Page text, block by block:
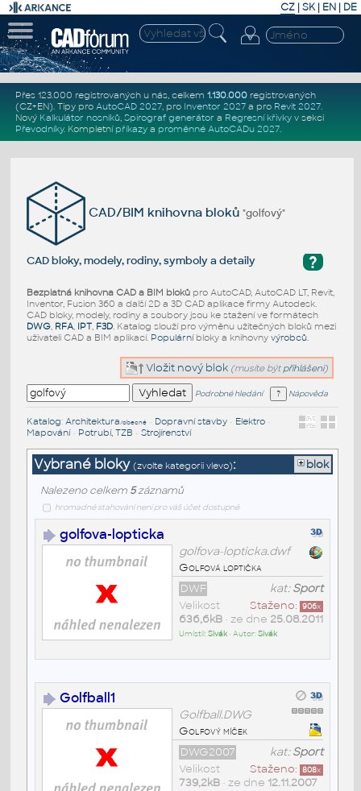
CZ | SK| EN | DE
Přes 123.000 registrovaných u nás, celkem 1.130.000registrovaných
(CZ+EN). Tipy pro AutoCAD 2027, pro Inventor 2027a pro Revit 2027.
Nový Kalkulátor nosníků, Spirograf generátor a Regresní křivkyv sekci
Převodníky. Kompletní příkazya proměnné AutoCADu 2027.
CAD/BIM knihovna bloků"golfový"
?
CAD bloky, modely, rodiny, symboly a detaily
Bezplatná knihovna CAD a BIM blokůpro AutoCAD, AutoCAD LT, Revit,
Inventor, Fusion 360 a další 2D a 3D CAD aplikace firmy Autodesk.
CAD bloky, modely, rodiny a soubory jsou ke stažení ve formátech
DWG, RFA, IPT, F3D. Katalog slouží pro výměnu užitečných bloků mezi
uživateli CAD a BIM aplikací. Populárníbloky a knihovny výrobců.
Vložit nový blok (musíte být přihlášeni)
Podrobné hledání Nápověda
Katalog: Architektura/obecné• Dopravní stavby• Elektro•
Mapování• Potrubí, TZB • Strojírenství
Vybrané bloky (zvolte kategorii vlevo): blok
Nalezeno celkem 5záznamů
hromadné stahování není pro váš účet dostupné
golfova-lopticka
golfova-lopticka.dwf
Golfová loptička
kat:Sport
DWF
Staženo: 906x
Velikost
636,6kB• ze dne 25.08.2011
Umístil:Sivák• Autor:Sivák
Golfball1
Golfball.DWG
Golfový míček
kat:Sport
DWG2007
Staženo: 808x
Velikost
739,2kB• ze dne 12.11.2007